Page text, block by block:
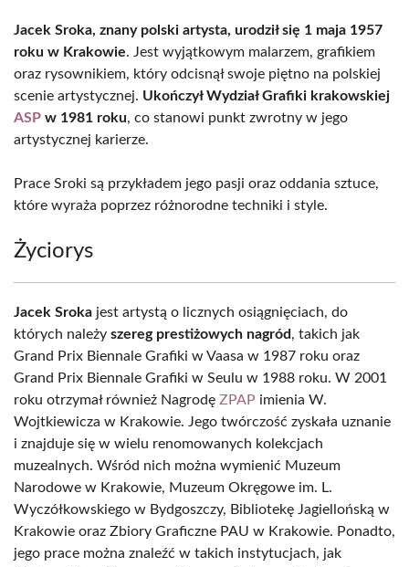
Jacek Sroka, znany polski artysta, urodził się 1 maja 1957
roku w Krakowie. Jest wyjątkowym malarzem, grafikiem
oraz rysownikiem, który odcisnął swoje piętno na polskiej
scenie artystycznej. Ukończył Wydział Grafiki krakowskiej
ASP w 1981 roku, co stanowi punkt zwrotny w jego
artystycznej karierze.
Prace Sroki są przykładem jego pasji oraz oddania sztuce,
które wyraża poprzez różnorodne techniki i style.
Życiorys
Jacek Sroka jest artystą o licznych osiągnięciach, do
których należy szereg prestiżowych nagród, takich jak
Grand Prix Biennale Grafiki w Vaasa w 1987 roku oraz
Grand Prix Biennale Grafiki w Seulu w 1988 roku. W 2001
roku otrzymał również Nagrodę ZPAP imienia W.
Wojtkiewicza w Krakowie. Jego twórczość zyskała uznanie
i znajduje się w wielu renomowanych kolekcjach
muzealnych. Wśród nich można wymienić Muzeum
Narodowe w Krakowie, Muzeum Okręgowe im. L.
Wyczółkowskiego w Bydgoszczy, Bibliotekę Jagiellońską w
Krakowie oraz Zbiory Graficzne PAU w Krakowie. Ponadto,
jego prace można znaleźć w takich instytucjach, jak